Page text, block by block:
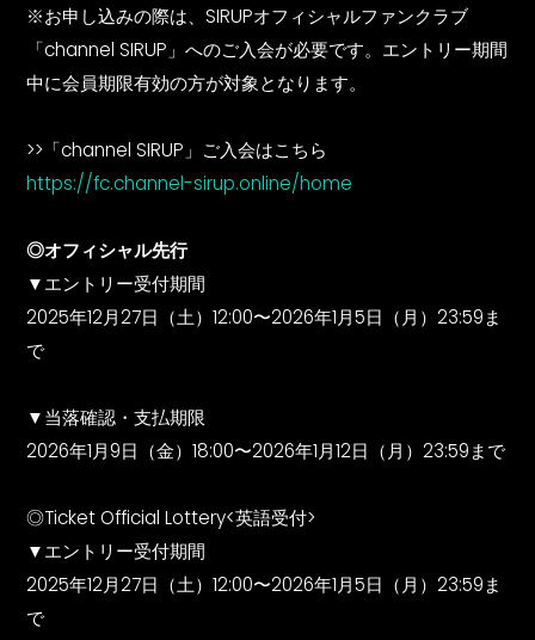
※お申し込みの際は、SIRUPオフィシャルファンクラブ
「channel SIRUP」へのご入会が必要です。エントリー期間
中に会員期限有効の方が対象となります。
>>「channel SIRUP」ご入会はこちら
https://fc.channel-sirup.online/home
◎オフィシャル先行
▼エントリー受付期間
2025年12月27日（土）12:00〜2026年1月5日（月）23:59ま
で
▼当落確認・支払期限
2026年1月9日（金）18:00〜2026年1月12日（月）23:59まで
◎Ticket Official Lottery<英語受付>
▼エントリー受付期間
2025年12月27日（土）12:00〜2026年1月5日（月）23:59ま
で